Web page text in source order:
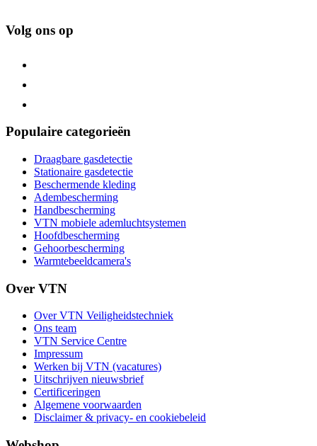
Volg ons op
Populaire categorieën
Draagbare gasdetectie
Stationaire gasdetectie
Beschermende kleding
Adembescherming
Handbescherming
VTN mobiele ademluchtsystemen
Hoofdbescherming
Gehoorbescherming
Warmtebeeldcamera's
Over VTN
Over VTN Veiligheidstechniek
Ons team
VTN Service Centre
Impressum
Werken bij VTN (vacatures)
Uitschrijven nieuwsbrief
Certificeringen
Algemene voorwaarden
Disclaimer & privacy- en cookiebeleid